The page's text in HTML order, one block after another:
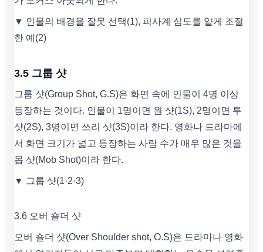
▼ 인물의 배경을 잘못 선택(1), 피사계 심도를 얕게 조절
한 예(2)
3.5 그룹 샷
그룹 샷(Group Shot, G.S)은 화면 속에 인물이 4명 이상
등장하는 것이다. 인물이 1명이면 원 샷(1S), 2명이면 투
샷(2S), 3명이면 쓰리 샷(3S)이라 한다. 영화나 드라마에
서 화면 크기가 넓고 등장하는 사람 수가 매우 많은 것을
몹 샷(Mob Shot)이라 한다.
▼ 그룹 샷(1·2·3)
3.6 오버 숄더 샷
오버 숄더 샷(Over Shoulder shot, O.S)은 드라마나 영화